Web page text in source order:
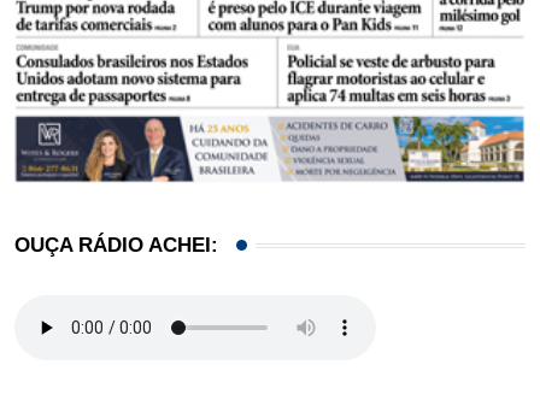
OUÇA RÁDIO ACHEI: